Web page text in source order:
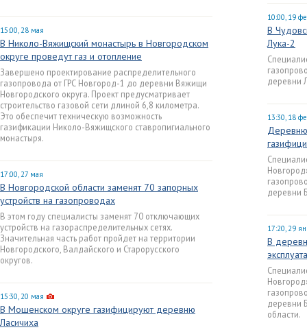
15:00, 28 мая
В Николо-Вяжищский монастырь в Новгородском
округе проведут газ и отопление
Завершено проектирование распределительного
газопровода от ГРС Новгород-1 до деревни Вяжищи
Новгородского округа. Проект предусматривает
строительство газовой сети длиной 6,8 километра.
Это обеспечит техническую возможность
газификации Николо-Вяжищского ставропигиального
монастыря.
17:00, 27 мая
В Новгородской области заменят 70 запорных
устройств на газопроводах
В этом году специалисты заменят 70 отключающих
устройств на газораспределительных сетях.
Значительная часть работ пройдет на территории
Новгородского, Валдайского и Старорусского
округов.
15:30, 20 мая
В Мошенском округе газифицируют деревню
Ласичиха
10:00, 19
В
Лука-2
деревни
13:30, 18
деревни
17:20, 29
В
деревни
области.